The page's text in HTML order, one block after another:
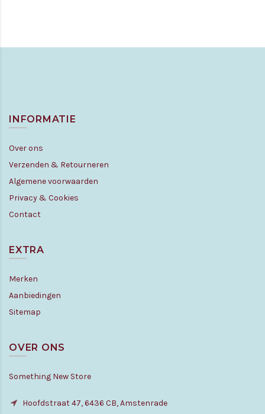
INFORMATIE
Over ons
Verzenden & Retourneren
Algemene voorwaarden
Privacy & Cookies
Contact
EXTRA
Merken
Aanbiedingen
Sitemap
OVER ONS
Something New Store
Hoofdstraat 47, 6436 CB, Amstenrade